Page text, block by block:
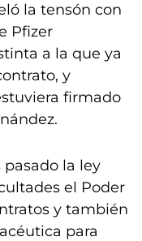
la tensón con
Pfizer
a la que ya
y
firmado
pasado la ley
el Poder
y también
para